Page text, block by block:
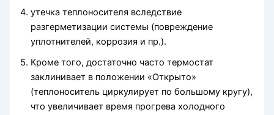
утечка теплоносителя вследствие
разгерметизации системы (повреждение
уплотнителей, коррозия и пр.).
Кроме того, достаточно часто термостат
заклинивает в положении «Открыто»
(теплоноситель циркулирует по большому кругу),
что увеличивает время прогрева холодного